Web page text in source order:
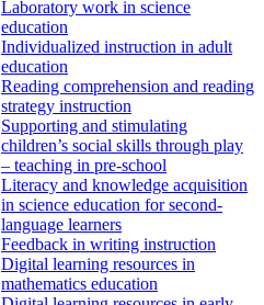
Laboratory work in science
education
Individualized instruction in adult
education
Reading comprehension and reading
strategy instruction
Supporting and stimulating
children’s social skills through play
– teaching in pre-school
Literacy and knowledge acquisition
in science education for second-
language learners
Feedback in writing instruction
Digital learning resources in
mathematics education